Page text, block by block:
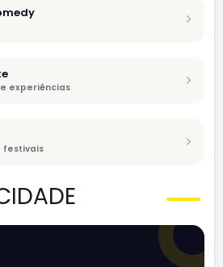
experiências
festivais